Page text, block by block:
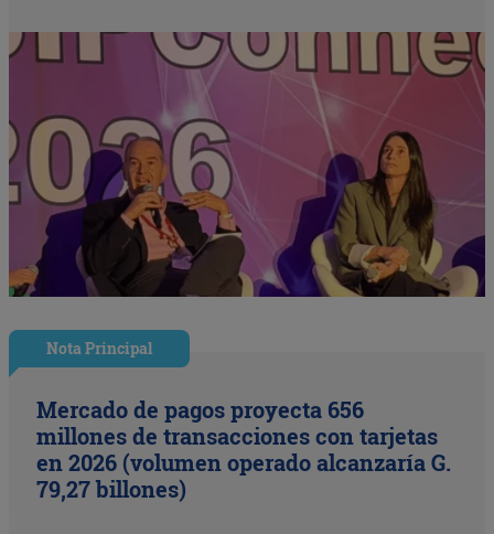
Nota Principal
Mercado de pagos proyecta 656
millones de transacciones con tarjetas
en 2026 (volumen operado alcanzaría G.
79,27 billones)